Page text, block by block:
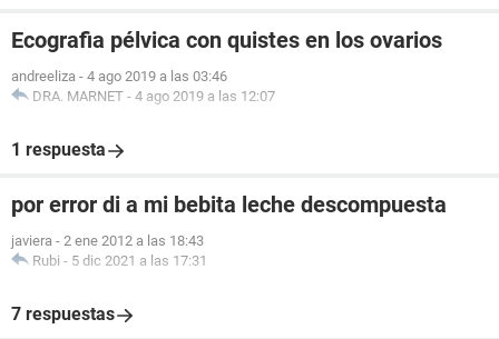
Ecografia pélvica con quistes en los ovarios
andreeliza - 4 ago 2019 a las 03:46
DRA. MARNET - 4 ago 2019 a las 12:07
1 respuesta
por error di a mi bebita leche descompuesta
javiera - 2 ene 2012 a las 18:43
Rubi - 5 dic 2021 a las 17:31
7 respuestas